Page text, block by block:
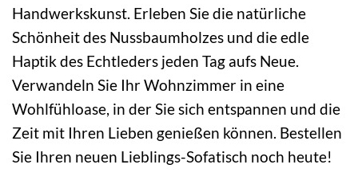
Handwerkskunst. Erleben Sie die natürliche
Schönheit des Nussbaumholzes und die edle
Haptik des Echtleders jeden Tag aufs Neue.
Verwandeln Sie Ihr Wohnzimmer in eine
Wohlfühloase, in der Sie sich entspannen und die
Zeit mit Ihren Lieben genießen können. Bestellen
Sie Ihren neuen Lieblings-Sofatisch noch heute!